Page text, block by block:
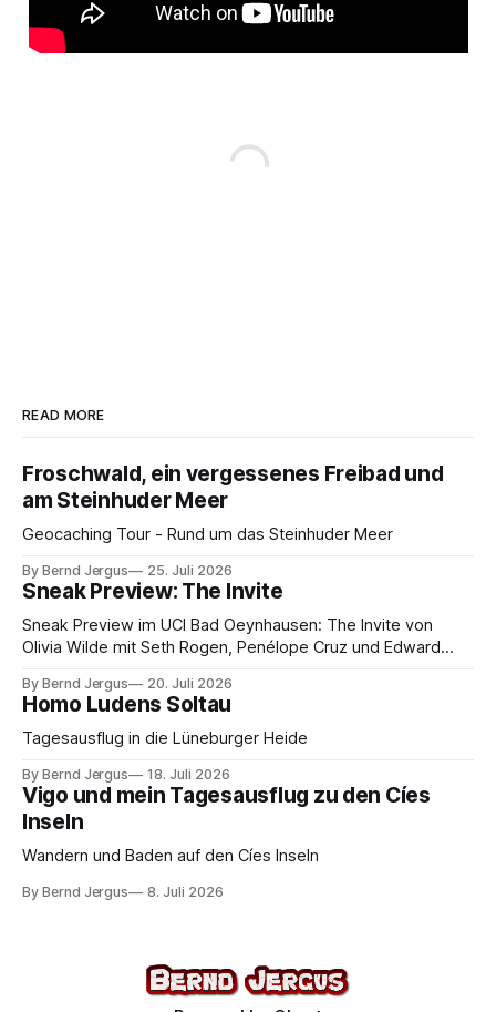
READ MORE
Froschwald, ein vergessenes Freibad und
am Steinhuder Meer
Geocaching Tour - Rund um das Steinhuder Meer
By Bernd Jergus 25. Juli 2026
Sneak Preview: The Invite
Sneak Preview im UCI Bad Oeynhausen: The Invite von
Olivia Wilde mit Seth Rogen, Penélope Cruz und Edward
By Bernd Jergus 20. Juli 2026
Homo Ludens Soltau
Tagesausflug in die Lüneburger Heide
By Bernd Jergus 18. Juli 2026
Vigo und mein Tagesausflug zu den Cíes
Inseln
Wandern und Baden auf den Cíes Inseln
By Bernd Jergus 8. Juli 2026